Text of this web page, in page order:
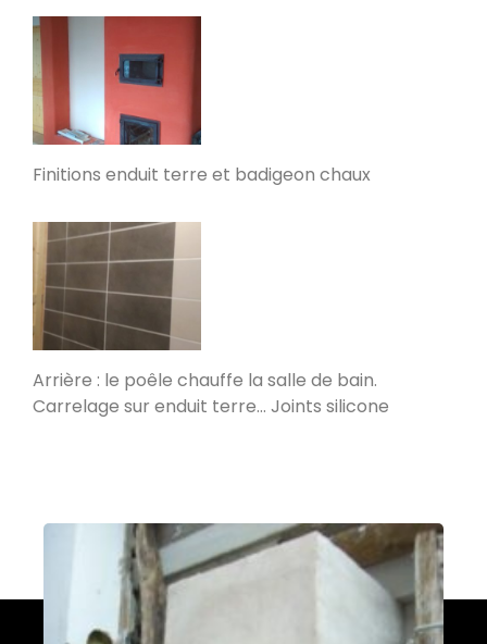
PDM modèle S
Poele de masse L
Devay 58300
Poêle de masse L avec petit banc
chauffant
Heusy
Poêle de Masse
Bellecombe-en-Bauges 73340
Modèle M avec enduit
La Table 73110
PDM L
Finitions enduit terre et badigeon chaux
Arrière : le poêle chauffe la salle de bain.
Carrelage sur enduit terre… Joints silicone